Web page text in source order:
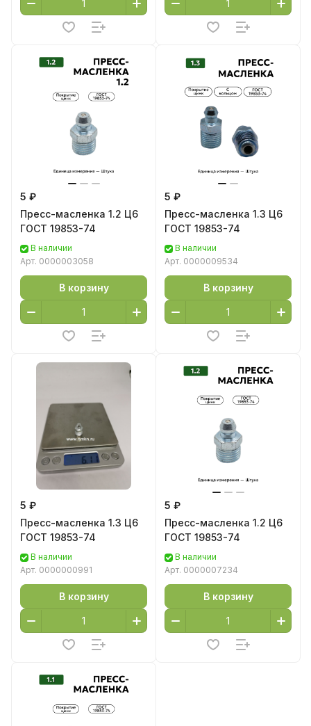
5 ₽
Пресс-масленка 1.2 Ц6
ГОСТ 19853-74
В наличии
Арт. 0000003058
В корзину
5 ₽
Пресс-масленка 1.3 Ц6
ГОСТ 19853-74
В наличии
Арт. 0000009534
В корзину
5 ₽
Пресс-масленка 1.3 Ц6
ГОСТ 19853-74
В наличии
Арт. 0000000991
В корзину
5 ₽
Пресс-масленка 1.2 Ц6
ГОСТ 19853-74
В наличии
Арт. 0000007234
В корзину